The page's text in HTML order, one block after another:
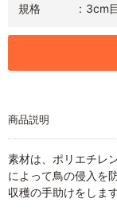
規格
3cm
商品説明
素材は、ポリエチレ
によって鳥の侵入を
収穫の手助けをします